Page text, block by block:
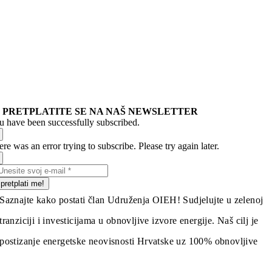
PRETPLATITE SE NA NAŠ NEWSLETTER
have been successfully subscribed.
was an error trying to subscribe. Please try again later.
pretplati me!
Saznajte kako postati član Udruženja OIEH! Sudjelujte u zelenoj
tranziciji i investicijama u obnovljive izvore energije. Naš cilj je
postizanje energetske neovisnosti Hrvatske uz 100% obnovljive